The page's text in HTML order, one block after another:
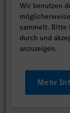
Wir benutzen
sammelt. Bitte
durch und
anzuzeigen.
Mehr